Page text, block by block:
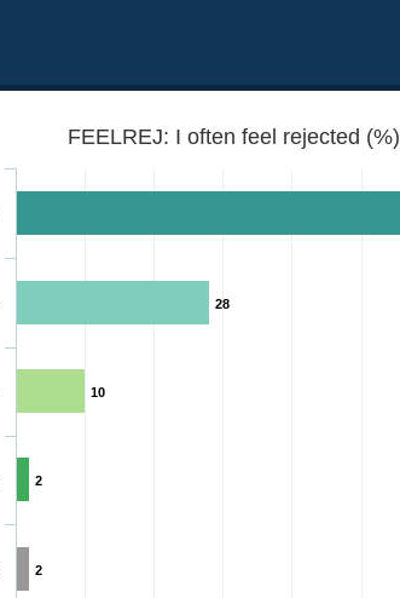
FEELREJ: I often feel rejected (%)
28
10
2
2